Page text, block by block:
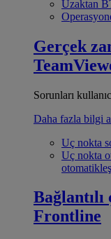
Uzaktan
Gerçek
Sorunları
Daha fazla bilgi
Uç nokta
Uç nokta
Bağlantılı
Frontline